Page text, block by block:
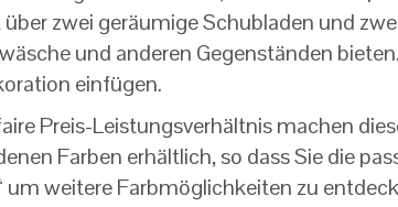
zwei geräumige Schubladen und
und anderen Gegenständen
einfügen.
Preis-Leistungsverhältnis machen
Farben erhältlich, so dass Sie die
um weitere Farbmöglichkeiten zu